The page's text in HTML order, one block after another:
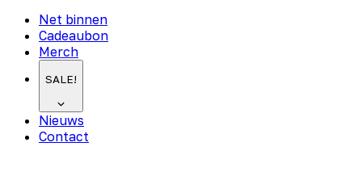
Net binnen
Cadeaubon
Merch
SALE!
Nieuws
Contact